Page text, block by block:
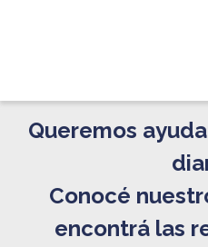
Queremos
Conocé
encontrá las